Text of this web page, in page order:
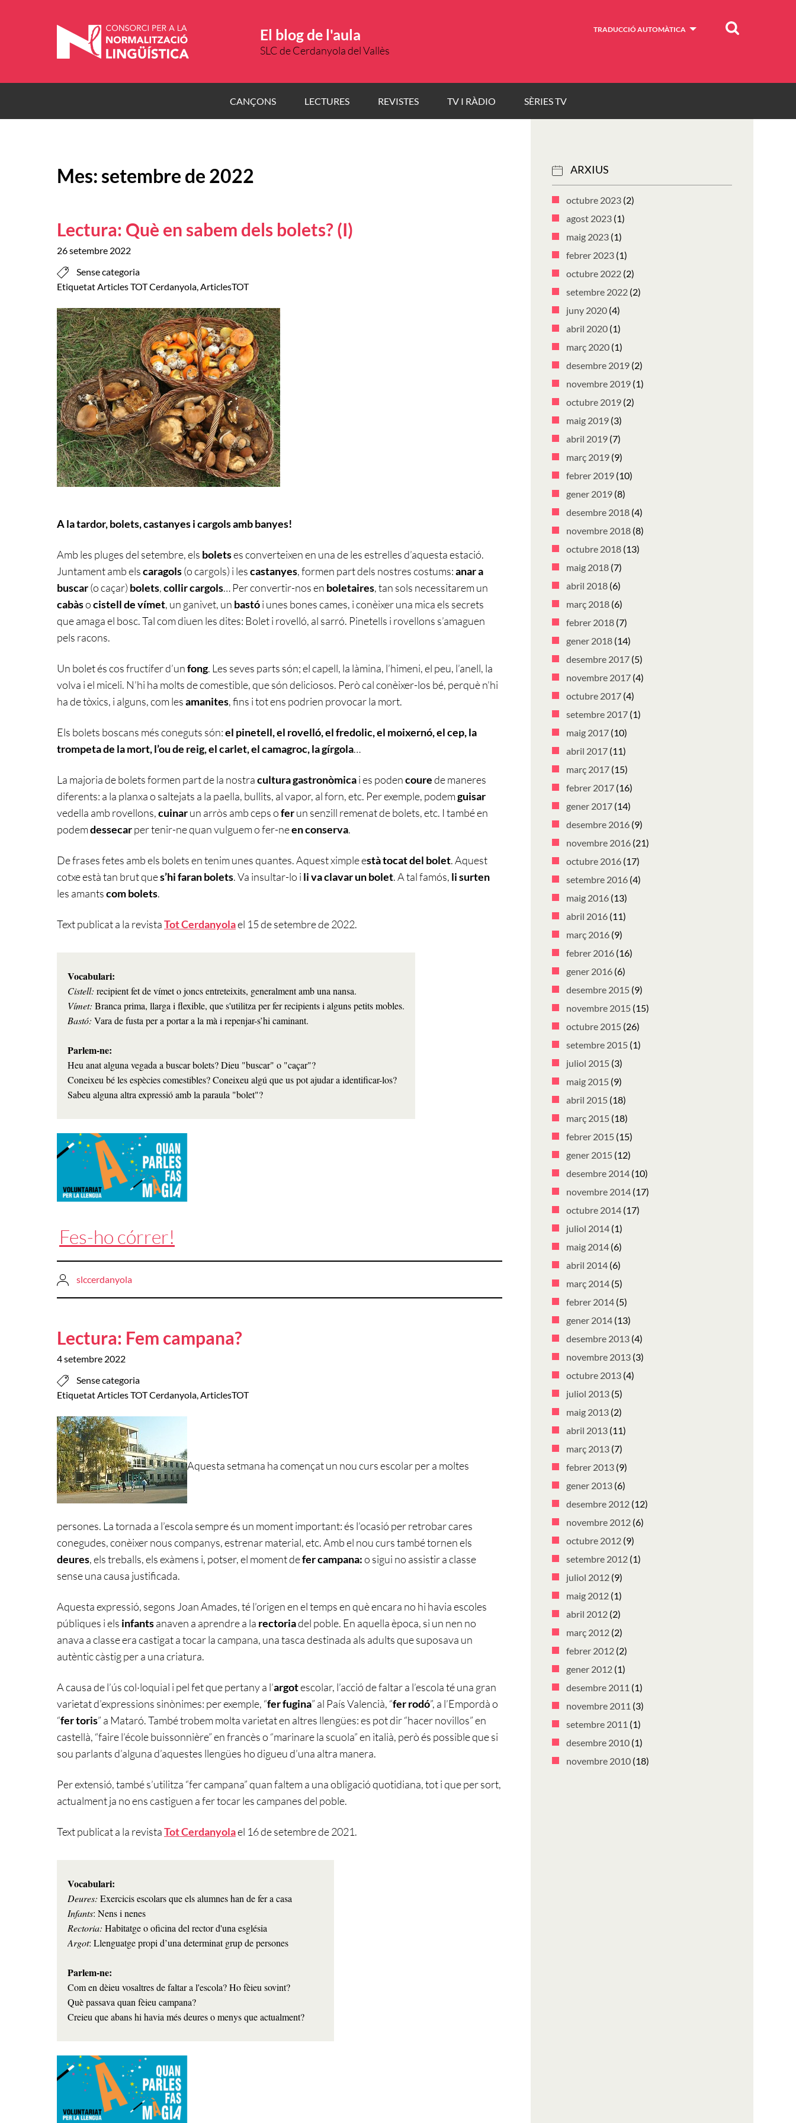
El blog de l'aula
SLC de Cerdanyola del Vallès
TRADUCCIÓ AUTOMÀTICA Cercar
CANÇONS LECTURES REVISTES TV I RÀDIO SÈRIES TV
Mes:setembre de 2022
Lectura: Què en sabem dels bolets? (I)
26 setembre 2022
Sense categoria
EtiquetatArticles TOT Cerdanyola,ArticlesTOT
A la tardor, bolets, castanyes i cargols amb banyes!
Amb les pluges del setembre, els boletses converteixen en una de les estrelles d’aquesta estació.
Juntament amb elscaragols(o cargols) i lescastanyes, formen part dels nostres costums:anar a
buscar(o caçar) bolets,collir cargols… Per convertir-nos en boletaires, tan sols necessitarem un
cabàsocistellde vímet, un ganivet, un bastói unes bones cames, i conèixer una mica els secrets
que amaga el bosc. Tal com diuen les dites: Bolet i rovelló, al sarró. Pinetells i rovellons s’amaguen
pels racons.
Un bolet és cos fructífer d’unfong. Les seves parts són; el capell, la làmina, l’himeni, el peu, l’anell, la
volva i el miceli. N’hi ha molts de comestible, que són deliciosos. Però cal conèixer-los bé, perquè n’hi
ha de tòxics, i alguns, com lesamanites, fins i tot ens podrien provocar la mort.
Els bolets boscans més coneguts són:el pinetell, el rovelló, el fredolic, el moixernó, el cep, la
trompeta de la mort, l’ou de reig, el carlet, el camagroc, la gírgola…
La majoria de bolets formen part de la nostracultura gastronòmicai es podencourede maneres
diferents: a la planxa o saltejats a la paella, bullits, al vapor, al forn, etc. Per exemple, podemguisar
vedella amb rovellons,cuinarun arròs amb ceps oferun senzill remenat de bolets, etc. I també en
podemdessecarper tenir-ne quan vulguem o fer-neen conserva.
De frases fetes amb els bolets en tenim unes quantes. Aquest ximple està tocat del bolet. Aquest
cotxe està tan brut ques’hi faran bolets. Va insultar-lo i li va clavar un bolet. A tal famós, li surten
les amantscom bolets.
Text publicat a la revistaTot Cerdanyolael 15 de setembre de 2022.
Cistell:
Vímet: Branca prima, llarga i flexible, que s'utilitza per fer recipients i alguns petits mobles.
Bastó: Vara de fusta per a portar a la mà i repenjar-s’hi caminant.
Parlem-ne:
Heu anat alguna vegada a buscar bolets? Dieu "buscar" o "caçar"?
Coneixeu bé les espècies comestibles? Coneixeu algú que us pot ajudar a identificar-los?
Sabeu alguna altra expressió amb la paraula "bolet"?
Fes-ho córrer!
slccerdanyola
Lectura: Fem campana?
4 setembre 2022
Sense categoria
EtiquetatArticles TOT Cerdanyola,ArticlesTOT
Aquesta setmana ha començat un nou curs escolar per a moltes
persones. La tornada a l’escola sempre és un moment important: és l’ocasió per retrobar cares
conegudes, conèixer nous companys, estrenar material, etc. Amb el nou curs també tornen els
deures, els treballs, els exàmens i, potser, el moment defer campana:o sigui no assistir a classe
sense una causa justificada.
Aquesta expressió, segons Joan Amades, té l’origen en el temps en què encara no hi havia escoles
públiques i els infantsanaven a aprendre a la rectoriadel poble. En aquella època, si un nen no
anava a classe era castigat a tocar la campana, una tasca destinada als adults que suposava un
autèntic càstig per a una criatura.
A causa de l’ús col·loquial i pel fet que pertany a l’argotescolar, l’acció de faltar a l’escola té una gran
varietat d’expressions sinònimes: per exemple, “fer fugina” al País Valencià, “fer rodó”, a l’Empordà o
“fer toris” a Mataró. També trobem molta varietat en altres llengües: es pot dir “hacer novillos” en
castellà, “faire l’école buissonnière” en francès o “marinare la scuola” en italià, però és possible que si
sou parlants d’alguna d’aquestes llengües ho digueu d’una altra manera.
Per extensió, també s’utilitza “fer campana” quan faltem a una obligació quotidiana, tot i que per sort,
actualment ja no ens castiguen a fer tocar les campanes del poble.
Text publicat a la revistaTot Cerdanyolael 16 de setembre de 2021.
Deures:
Infants
Rectoria:
Argot: Llenguatge propi d’una determinat grup de persones
Parlem-ne:
Com en dèieu vosaltres de faltar a l'escola? Ho fèieu sovint?
Què passava quan fèieu campana?
Creieu que abans hi havia més deures o menys que actualment?
ARXIUS
octubre 2023 (2)
agost 2023 (1)
maig 2023 (1)
febrer 2023 (1)
octubre 2022 (2)
setembre 2022 (2)
juny 2020 (4)
abril 2020 (1)
març 2020 (1)
desembre 2019 (2)
novembre 2019 (1)
octubre 2019 (2)
maig 2019 (3)
abril 2019 (7)
març 2019 (9)
febrer 2019 (10)
gener 2019 (8)
desembre 2018 (4)
novembre 2018 (8)
octubre 2018 (13)
maig 2018 (7)
abril 2018 (6)
març 2018 (6)
febrer 2018 (7)
gener 2018 (14)
desembre 2017 (5)
novembre 2017 (4)
octubre 2017 (4)
setembre 2017 (1)
maig 2017 (10)
abril 2017 (11)
març 2017 (15)
febrer 2017 (16)
gener 2017 (14)
desembre 2016 (9)
novembre 2016 (21)
octubre 2016 (17)
setembre 2016 (4)
maig 2016 (13)
abril 2016 (11)
març 2016 (9)
febrer 2016 (16)
gener 2016 (6)
desembre 2015 (9)
novembre 2015 (15)
octubre 2015 (26)
setembre 2015 (1)
juliol 2015 (3)
maig 2015 (9)
abril 2015 (18)
març 2015 (18)
febrer 2015 (15)
gener 2015 (12)
desembre 2014 (10)
novembre 2014 (17)
octubre 2014 (17)
juliol 2014 (1)
maig 2014 (6)
abril 2014 (6)
març 2014 (5)
febrer 2014 (5)
gener 2014 (13)
desembre 2013 (4)
novembre 2013 (3)
octubre 2013 (4)
juliol 2013 (5)
maig 2013 (2)
abril 2013 (11)
març 2013 (7)
febrer 2013 (9)
gener 2013 (6)
desembre 2012 (12)
novembre 2012 (6)
octubre 2012 (9)
setembre 2012 (1)
juliol 2012 (9)
maig 2012 (1)
abril 2012 (2)
març 2012 (2)
febrer 2012 (2)
gener 2012 (1)
desembre 2011 (1)
novembre 2011 (3)
setembre 2011 (1)
desembre 2010 (1)
novembre 2010 (18)